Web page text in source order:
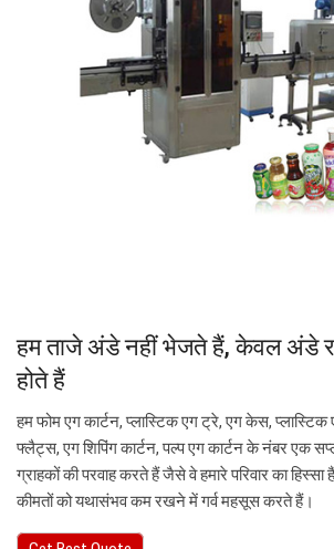
हम ताजे अंडे नहीं भेजते हैं, केवल अंडे
होते हैं
हम फोम एग कार्टन, प्लास्टिक एग ट्रे, एग केस, प्लास्टिक
फ्लैट्स, एग शिपिंग कार्टन, पल्प एग कार्टन के नंबर एक
ग्राहकों की परवाह करते हैं जैसे वे हमारे परिवार का
कीमतों को यथासंभव कम रखने में गर्व महसूस करते हैं।